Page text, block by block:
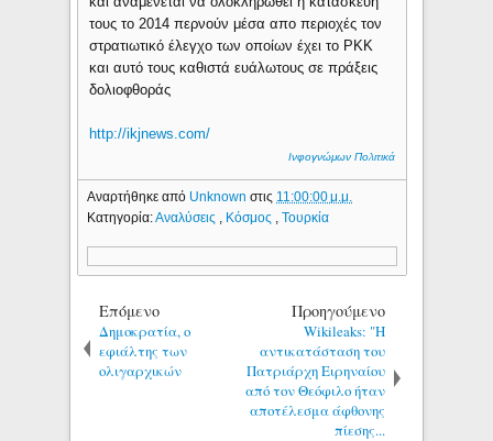
τους το 2014 περνούν μέσα απο περιοχές τον
στρατιωτικό έλεγχο των οποίων έχει το PKK
και αυτό τους καθιστά ευάλωτους σε πράξεις
δολιοφθοράς
http://ikjnews.com/
Ινφογνώμων Πολιτικά
Αναρτήθηκε από Unknownστις 11:00:00 μ.μ.
Κατηγορία:Αναλύσεις Κόσμος ,Τουρκία
Επόμενο
Δημοκρατία, ο
εφιάλτης των
ολιγαρχικών
Προηγούμενο
Wikileaks: "H
αντικατάσταση του
Πατριάρχη Ειρηναίου
από τον Θεόφιλο ήταν
αποτέλεσμα άφθονης
πίεσης...